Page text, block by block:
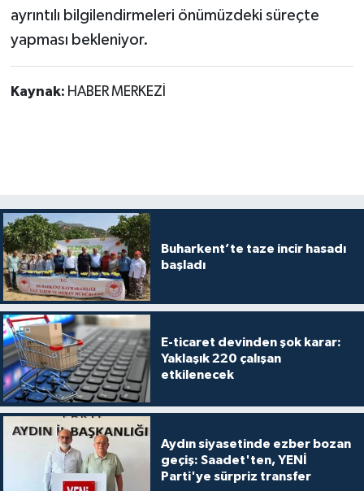
ayrıntılı bilgilendirmeleri önümüzdeki süreçte
yapması bekleniyor.
Kaynak: HABER MERKEZİ
Buharkent’te taze incir hasadı
başladı
E-ticaret devinden şok karar:
Yaklaşık 220 çalışan
etkilenecek
Aydın siyasetinde ezber bozan
geçiş: Saadet'ten, YENİ
Parti'ye sürpriz transfer